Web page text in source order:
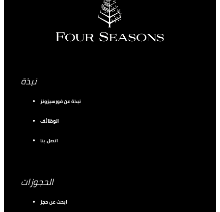
نبذة
نبذة عن فورسيزونز
الوظائف
اتصل بنا
الحجوزات
ابحث عن حجز